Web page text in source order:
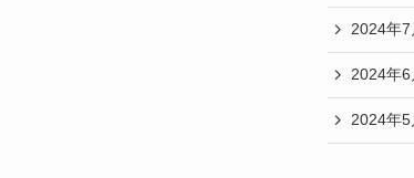
2024年7
2024年6
2024年5